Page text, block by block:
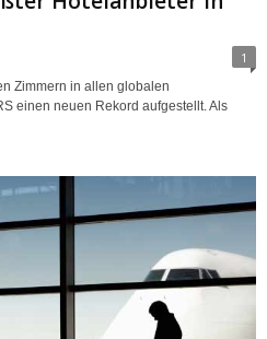
1
Zimmern in allen globalen
einen neuen Rekord aufgestellt. Als